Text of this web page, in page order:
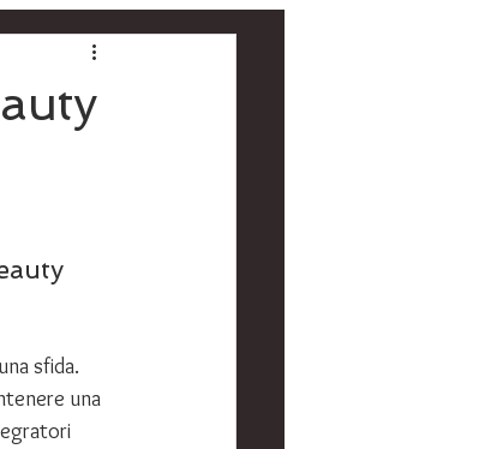
sfida.
una